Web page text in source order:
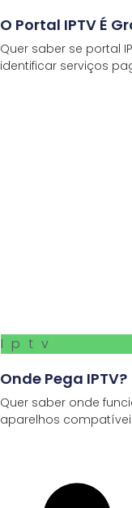
O Portal IPTV É
Quer saber se portal
identificar serviços
Iptv
Onde Pega IPTV?
Quer saber onde
aparelhos